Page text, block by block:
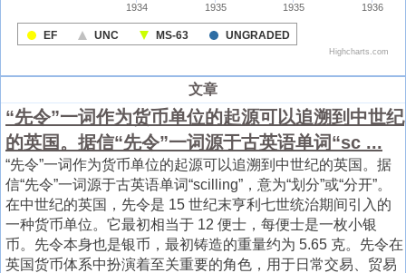
文章
“先令”一词作为货币单位的起源可以追溯到中世纪
的英国。据信“先令”一词源于古英语单词“sc ...
“先令”一词作为货币单位的起源可以追溯到中世纪的英国。据
信“先令”一词源于古英语单词“scilling”，意为“划分”或“分开”。
在中世纪的英国，先令是 15 世纪末亨利七世统治期间引入的
一种货币单位。它最初相当于 12 便士，每便士是一枚小银
币。先令本身也是银币，最初铸造的重量约为 5.65 克。先令在
英国货币体系中扮演着至关重要的角色，用于日常交易、贸易